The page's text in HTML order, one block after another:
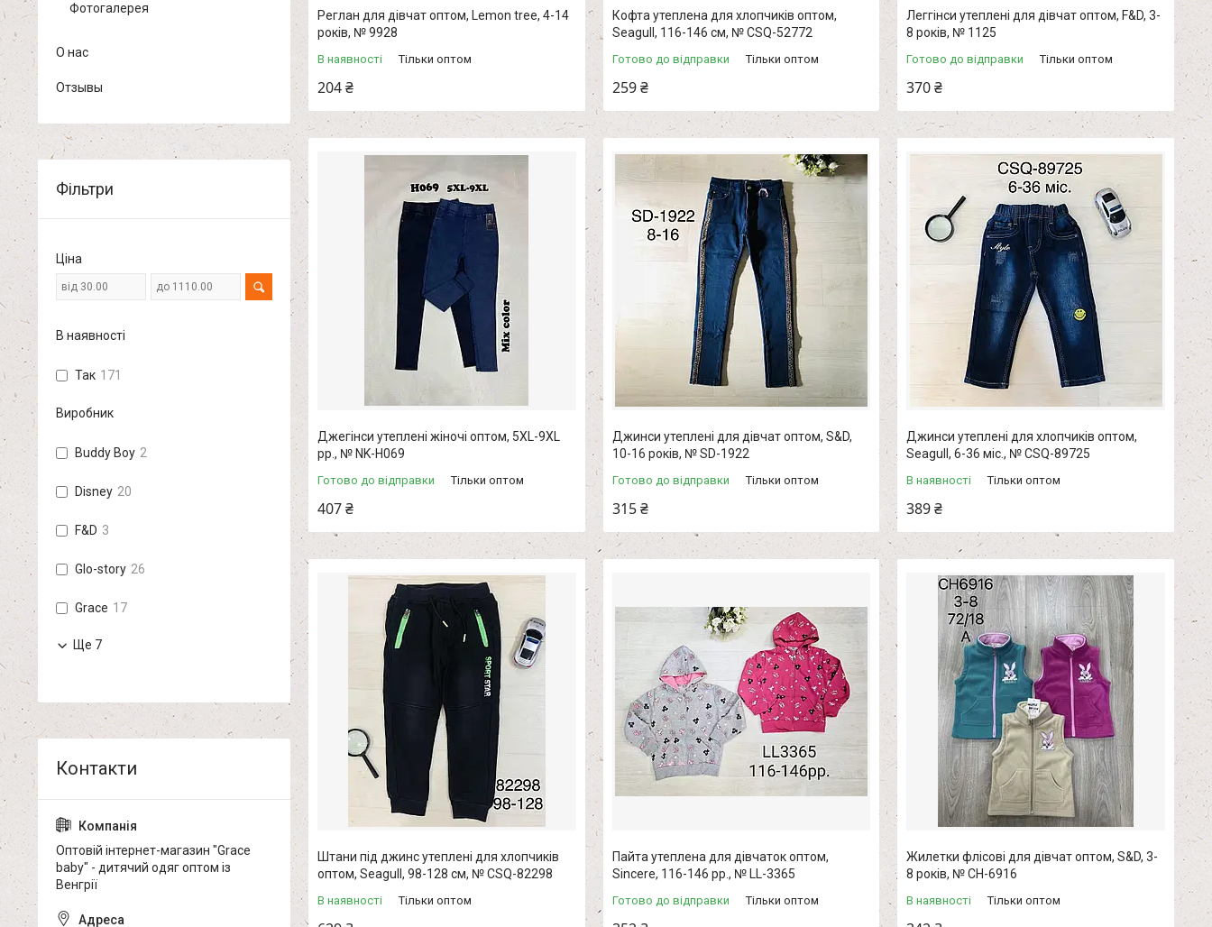
Реглан для дівчат оптом, Lemon tree, 4-14
років, № 9928
В наявності Тільки оптом
204 ₴
Кофта утеплена для хлопчиків оптом,
Seagull, 116-146 см, № CSQ-52772
Готово до відправки Тільки оптом
259 ₴
Леггінси утеплені для дівчат оптом, F&D, 3-
8 років, № 1125
Готово до відправки Тільки оптом
370 ₴
Джегінси утеплені жіночі оптом, 5XL-9XL
pp., № NK-H069
Готово до відправки Тільки оптом
407 ₴
Джинси утеплені для дівчат оптом, S&D,
10-16 років, № SD-1922
Готово до відправки Тільки оптом
315 ₴
Джинси утеплені для хлопчиків оптом,
Seagull, 6-36 міс., № CSQ-89725
В наявності Тільки оптом
389 ₴
Штани під джинс утеплені для хлопчиків
оптом, Seagull, 98-128 см, № CSQ-82298
В наявності Тільки оптом
Пайта утеплена для дівчаток оптом,
Sincere, 116-146 pp., № LL-3365
Готово до відправки Тільки оптом
Жилетки флісові для дівчат оптом, S&D, 3-
8 років, № CH-6916
В наявності Тільки оптом
Фотогалерея
О нас
Отзывы
Фільтри
Ціна
В наявності
Так 171
Виробник
Buddy Boy 2
Disney 20
F&D 3
Glo-story 26
Grace 17
Ще 7
Оптовій інтернет-магазин "Grace
baby" - дитячий одяг оптом із
Венгрії